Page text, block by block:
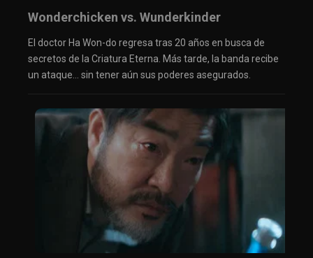
Wonderchicken vs. Wunderkinder
El doctor Ha Won-do regresa tras 20 años en busca de
secretos de la Criatura Eterna. Más tarde, la banda recibe
un ataque… sin tener aún sus poderes asegurados.